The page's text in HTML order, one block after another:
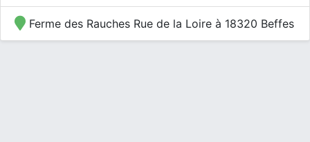
Ferme des Rauches Rue de la Loire à 18320 Beffes